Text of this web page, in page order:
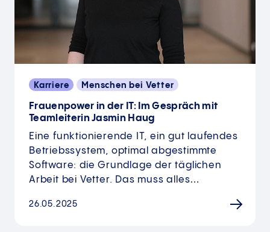
Karriere Menschen bei Vetter
Frauenpower in der IT: Im Gespräch mit
Teamleiterin Jasmin Haug
Eine funktionierende IT, ein gut laufendes
Betriebssystem, optimal abgestimmte
Software: die Grundlage der täglichen
Arbeit bei Vetter. Das muss alles…
26.05.2025